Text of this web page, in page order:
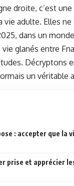
droite, c’est
adulte. Elles
dans un
glanés entre
Décryptons
un véritable
: accepter que la
prise et apprécier